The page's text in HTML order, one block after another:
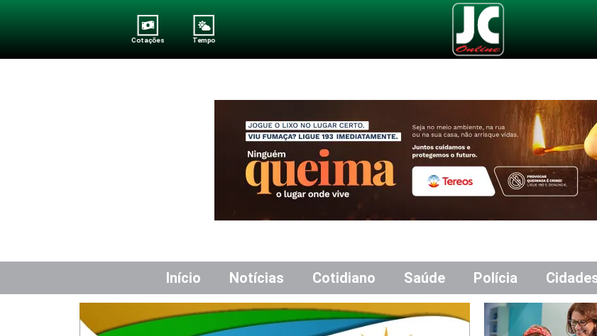
Cotações Tempo
Início Notícias Cotidiano Saúde Polícia